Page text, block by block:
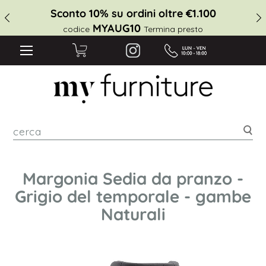
Sconto 10% su ordini oltre €1.100
codice MYAUG10 Termina presto
Margonia Sedia da pranzo -
Grigio del temporale - gambe
Naturali